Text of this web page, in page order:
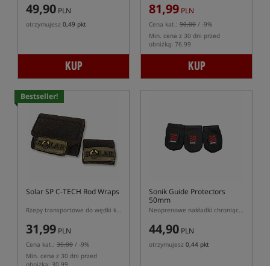
49,90 PLN
otrzymujesz 0,49 pkt
KUP
81,99 PLN
Cena kat.: 90,00 / -9%
Min. cena z 30 dni przed
obniżką: 76.99
KUP
Bestseller!
Solar SP C-TECH Rod Wraps
Rzepy transportowe do wędki karpiowej
31,99 PLN
Cena kat.: 35,00 / -9%
Min. cena z 30 dni przed
obniżką: 30.99
Sonik Guide Protectors
50mm
Neoprenowe nakładki chroniące przelotkę startową 50mm
44,90 PLN
otrzymujesz 0,44 pkt